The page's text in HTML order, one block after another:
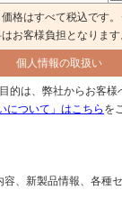
格はすべて税込です
お客様負担となります
個人情報の取扱い
的は、弊社からお客
について」はこちら を
、新製品情報、各種